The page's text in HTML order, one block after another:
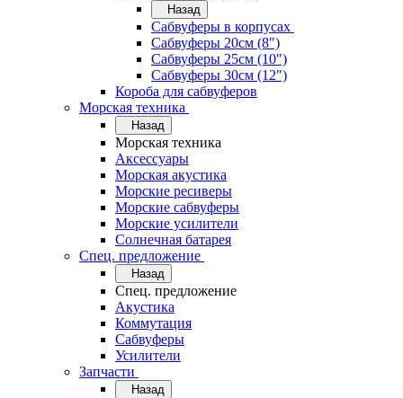
Назад
Сабвуферы в корпусах
Сабвуферы 20см (8")
Сабвуферы 25см (10")
Сабвуферы 30см (12")
Короба для сабвуферов
Морская техника
Назад
Морская техника
Аксессуары
Морская акустика
Морские ресиверы
Морские сабвуферы
Морские усилители
Солнечная батарея
Спец. предложение
Назад
Спец. предложение
Акустика
Коммутация
Сабвуферы
Усилители
Запчасти
Назад